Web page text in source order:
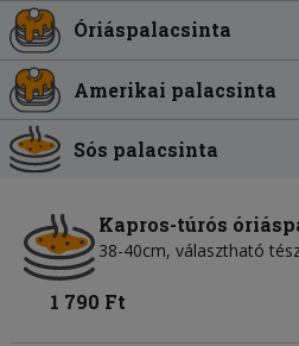
Óriáspalacsinta
Amerikai palacsinta
Sós palacsinta
Kapros-túrós
38-40cm, választható
1 790 Ft